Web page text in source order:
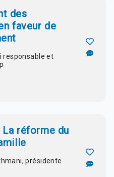
des
faveur de
responsable et
réforme du
présidente